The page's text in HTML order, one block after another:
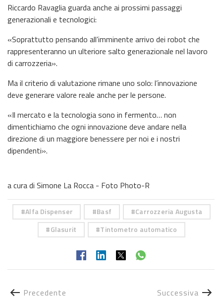
Riccardo Ravaglia guarda anche ai prossimi passaggi
generazionali e tecnologici:
«Soprattutto pensando all’imminente arrivo dei robot che
rappresenteranno un ulteriore salto generazionale nel lavoro
di carrozzeria».
Ma il criterio di valutazione rimane uno solo: l’innovazione
deve generare valore reale anche per le persone.
«Il mercato e la tecnologia sono in fermento… non
dimentichiamo che ogni innovazione deve andare nella
direzione di un maggiore benessere per noi e i nostri
dipendenti».
a cura di Simone La Rocca - Foto Photo-R
Alfa Dispenser Basf
Carrozzeria Augusta
Glasurit
Tintometro automatico
Precedente Successiva